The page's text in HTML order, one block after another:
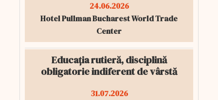
24.06.2026
Hotel Pullman Bucharest World Trade
Center
Educația rutieră, disciplină
obligatorie indiferent de vârstă
31.07.2026